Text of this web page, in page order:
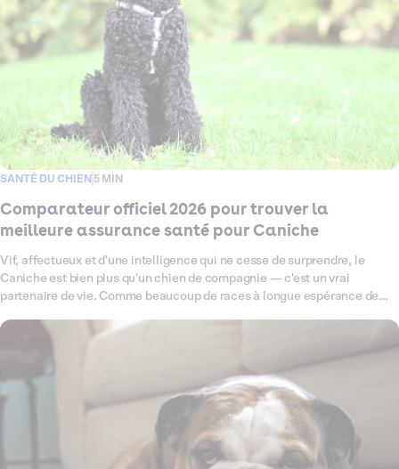
SANTÉ DU CHIEN 5 MIN
Comparateur officiel 2026 pour trouver la
meilleure assurance santé pour Caniche
Vif, affectueux et d'une intelligence qui ne cesse de surprendre, le
Caniche est bien plus qu'un chien de compagnie — c'est un vrai
partenaire de vie. Comme beaucoup de races à longue espérance de
articulaires, affections oculaires ou encore otites à répétition, autant de
comparateur fait le point en 2026 sur les meilleures assurances santé
pour Caniche, pour vous aider à choisir, sereinement et en toute clarté,
la formule qui lui correspond vraiment.